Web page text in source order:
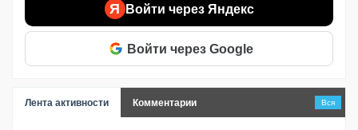
Я Войти через Яндекс
Войти через Google
Лента активности Комментарии Вся